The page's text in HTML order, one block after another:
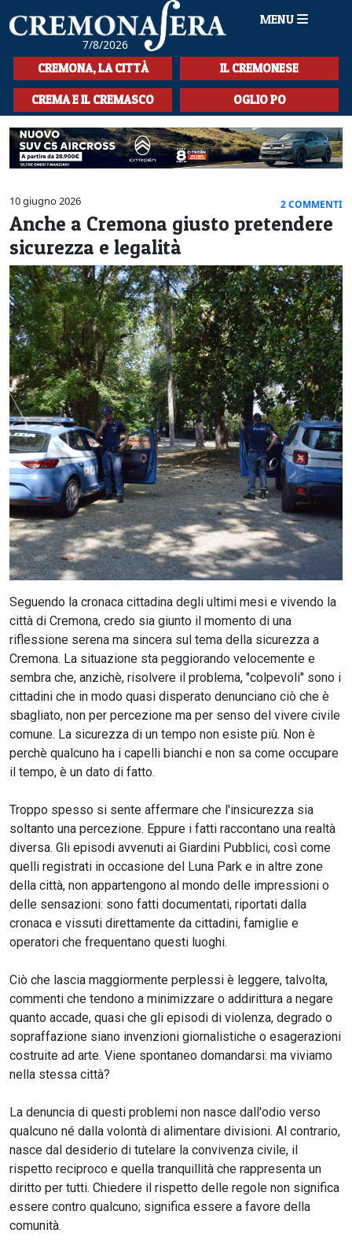
7/8/2026
MENU
HOME
CRONACA
SPORT
LA MUSICA
CULTURA
LA STORIA
SPETTACOLI
L'EDITORIALE
SEZIONI
CERCA
CREMONA, LA CITTÀ IL CREMONESE
CREMA E IL CREMASCO OGLIO PO
10 giugno 2026 2 COMMENTI
Anche a Cremona giusto pretendere
sicurezza e legalità
Seguendo la cronaca cittadina degli ultimi mesi e vivendo la
città di Cremona, credo sia giunto il momento di una
riflessione serena ma sincera sul tema della sicurezza a
Cremona. La situazione sta peggiorando velocemente e
sembra che, anzichè, risolvere il problema, "colpevoli" sono i
cittadini che in modo quasi disperato denunciano ciò che è
sbagliato, non per percezione ma per senso del vivere civile
comune. La sicurezza di un tempo non esiste più. Non è
perchè qualcuno ha i capelli bianchi e non sa come occupare
il tempo, è un dato di fatto.
Troppo spesso si sente affermare che l'insicurezza sia
soltanto una percezione. Eppure i fatti raccontano una realtà
diversa. Gli episodi avvenuti ai Giardini Pubblici, così come
quelli registrati in occasione del Luna Park e in altre zone
della città, non appartengono al mondo delle impressioni o
delle sensazioni: sono fatti documentati, riportati dalla
cronaca e vissuti direttamente da cittadini, famiglie e
operatori che frequentano questi luoghi.
Ciò che lascia maggiormente perplessi è leggere, talvolta,
commenti che tendono a minimizzare o addirittura a negare
quanto accade, quasi che gli episodi di violenza, degrado o
sopraffazione siano invenzioni giornalistiche o esagerazioni
costruite ad arte. Viene spontaneo domandarsi: ma viviamo
nella stessa città?
La denuncia di questi problemi non nasce dall'odio verso
qualcuno né dalla volontà di alimentare divisioni. Al contrario,
nasce dal desiderio di tutelare la convivenza civile, il
rispetto reciproco e quella tranquillità che rappresenta un
diritto per tutti. Chiedere il rispetto delle regole non significa
essere contro qualcuno; significa essere a favore della
comunità.